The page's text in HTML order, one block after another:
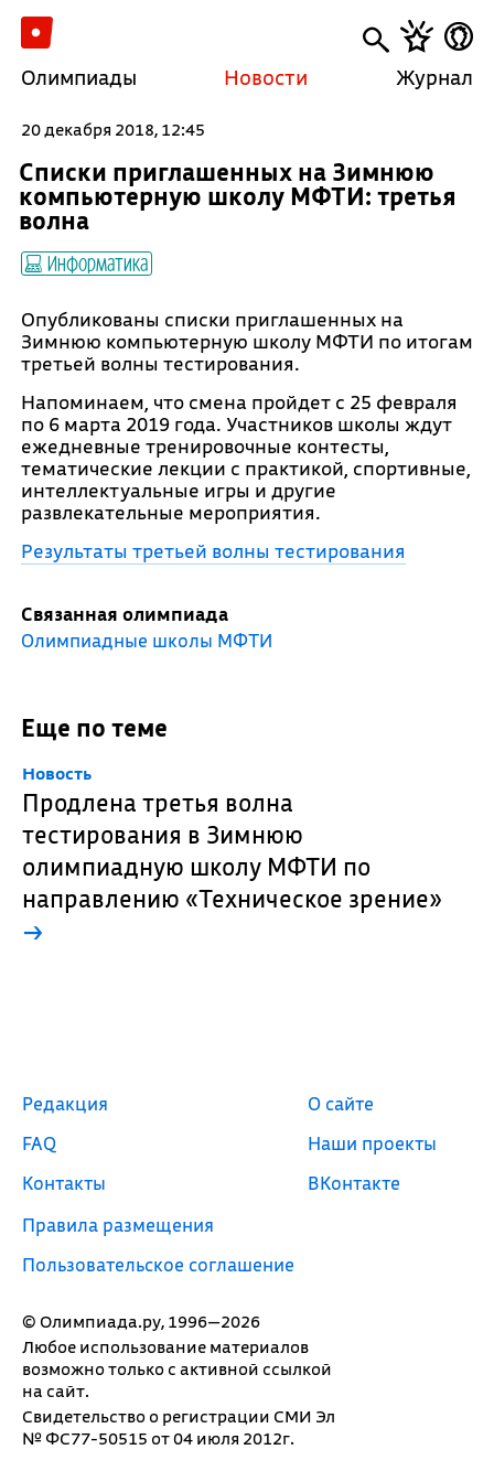
Олимпиады Новости Журнал
20 декабря 2018, 12:45
Списки приглашенных на Зимнюю
компьютерную школу МФТИ: третья
волна
Информатика
Опубликованы списки приглашенных на
Зимнюю компьютерную школу МФТИ по итогам
третьей волны тестирования.
Напоминаем, что смена пройдет с 25 февраля
по 6 марта 2019 года. Участников школы ждут
ежедневные тренировочные контесты,
тематические лекции с практикой, спортивные,
интеллектуальные игры и другие
развлекательные мероприятия.
Результаты третьей волны тестирования
Связанная олимпиада
Олимпиадные школы МФТИ
Еще по теме
Новость
Продлена третья волна
тестирования в Зимнюю
олимпиадную школу МФТИ по
направлению «Техническое зрение»
→
© Олимпиада.ру, 1996—2026
Любое использование материалов
возможно только с активной ссылкой
на сайт.
Свидетельство о регистрации СМИ Эл
№ ФС77-50515 от 04 июля 2012г.
Редакция
FAQ
Контакты
Правила размещения
Пользовательское соглашение
О сайте
Наши проекты
ВКонтакте